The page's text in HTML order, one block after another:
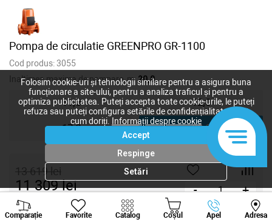
Pompa de circulatie GREENPRO GR-1100
Cod produs:3055
Inaltimea maxima de pompare, m: 20,0
11,0 12,0
17,0 20,0
13 619lei
11 309lei - +
Cumpără acum
Comparație Favorite Catalog Coșul Apel Adresa
Viber Whatsapp
Folosim cookie-uri și tehnologii similare pentru a asigura buna
funcționare a site-ului, pentru a analiza traficul și pentru a
optimiza publicitatea. Puteți accepta toate cookie-urile, le puteți
refuza sau puteți configura setările de confidențialitate după
cum doriți.
Informații despre cookie
Accept
Respinge
Setări